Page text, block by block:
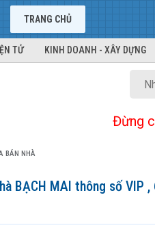
TRANG CHỦ
TỬ KINH DOANH - XÂY DỰNG
Đừng
BÁN NHÀ
BẠCH MAI thông số